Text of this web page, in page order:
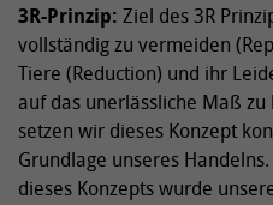
3R-Prinzip: Ziel des 3R
vollständig zu vermeiden
Tiere (Reduction) und ihr
auf das unerlässliche Maß
setzen wir dieses Konzept
Grundlage unseres
dieses Konzepts wurde